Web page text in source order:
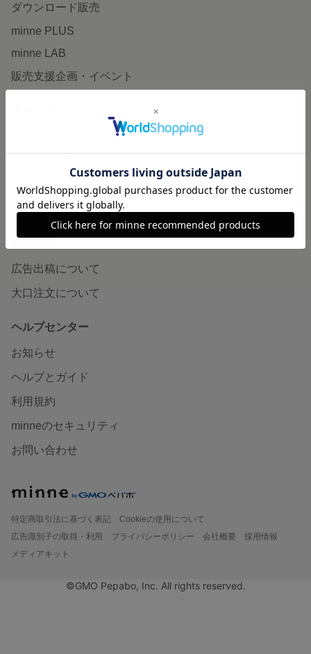
ダウンロード販売
minne PLUS
minne LAB
販売支援企画・イベント
minneとものづくりと
ニュース
minneの本
広告出稿について
大口注文について
ヘルプセンター
お知らせ
ヘルプとガイド
利用規約
minneのセキュリティ
お問い合わせ
特定商取引法に基づく表記
Cookieの使用について
広告識別子の取得・利用
プライバシーポリシー 会社概要
採用情報
メディアキット
©GMO Pepabo, Inc. All rights reserved.